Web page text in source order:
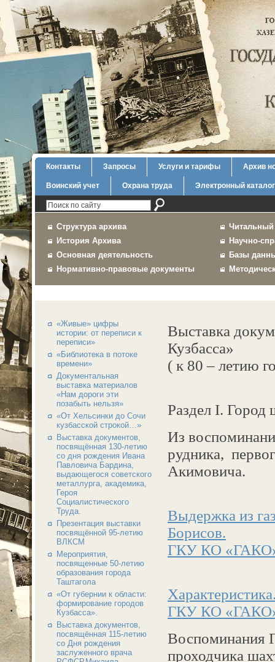
Контакты Запросы Услуги и тарифы Архив
Воинский учет Охрана труда Электронный каталог
Структура архива
История Архива
Основная деятельность
Нормативно-правовые документы
Читальный
Научно-
Базы
«Живые» цифры
истории: от переписи к
переписи»
«Библиотека в потоке
времени»
Документальная
выставка материалов
«Нам дороги эти
позабыть нельзя»
«От Хельсинки до Сочи
кузбасской строкой…»
Выставка документов,
посвящённая 130-летию
со дня рождения Ивана
Павловича Бардина,
выдающегося советского
металлурга, академика,
Героя
Социалистического
Труда.
Презентация выставки
посвящённой 95-летию
ВЛКСМ
Мероприятия,
посвященные 50-летию
образования города
Таштагола
«От губернии к области:
формирование городов
Кузбасса».
Выставка документов,
посвящённая 115-летию
со Дня рождения
заслуженного врача
Выставка
Кузбасса»
( к 80 – летию
Раздел I. Город
Из
рудника,
Акимовича.
Выдержка из
Борисов.
ГКУ КО
ГКУ КО
Воспоминания
проходчика